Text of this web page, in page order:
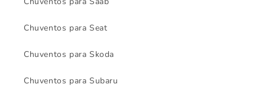
Chuventos para Seat
Chuventos para Skoda
Chuventos para Subaru